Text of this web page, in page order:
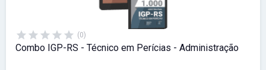
(0)
Combo IGP-RS - Técnico em Perícias - Administração